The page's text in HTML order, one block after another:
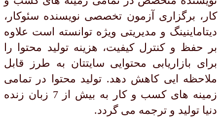
کار، برگزاری آزمون تخصصی نویسنده سئوکار،
دیتاماینینگ و مدیریتی ویژه توانسته است علاوه
بر حفظ و کنترل کیفیت، هزینه تولید محتوا را
برای بازاریابی محتوایی سایتتان به طرز قابل
ملاحظه ایی کاهش دهد. تولید محتوا در تمامی
زمینه های کسب و کار به بیش از 7 زبان زنده
دنیا تولید و ترجمه می گردد.